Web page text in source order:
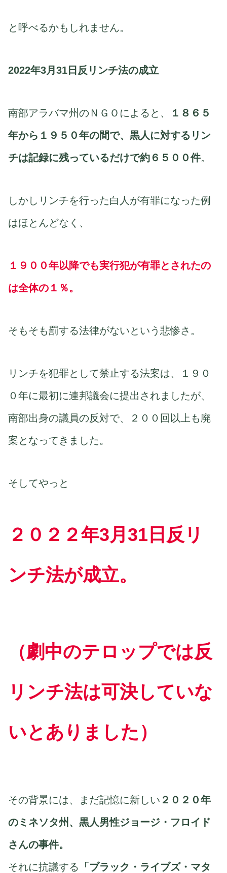
と呼べるかもしれません。
2022年3月31日反リンチ法の成立
南部アラバマ州のＮＧＯによると、
１８６５
年から１９５０年の間で、黒人に対するリン
チは記録に残っているだけで約６５００件。
しかしリンチを行った白人が有罪になった例
はほとんどなく、
１９００年以降でも実行犯が有罪とされたの
は全体の１％。
そもそも罰する法律がないという悲惨さ。
リンチを犯罪として禁止する法案は、１９０
０年に最初に連邦議会に提出されましたが、
南部出身の議員の反対で、２００回以上も廃
案となってきました。
そしてやっと
２０２２年3月31日反リ
ンチ法が成立。
（劇中のテロップでは反
リンチ法は可決していな
いとありました）
その背景には、まだ記憶に新しい ２０２０年
のミネソタ州、黒人男性ジョージ・フロイド
さんの事件。
それに抗議する 「ブラック・ライブズ・マタ